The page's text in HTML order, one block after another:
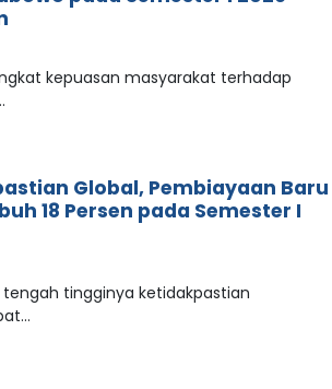
kepuasan masyarakat terhadap
Global, Pembiayaan Baru
18 Persen pada Semester I
tengah tingginya ketidakpastian